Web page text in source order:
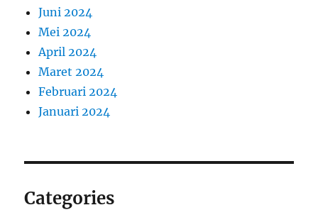
Juni 2024
Mei 2024
April 2024
Maret 2024
Februari 2024
Januari 2024
Categories